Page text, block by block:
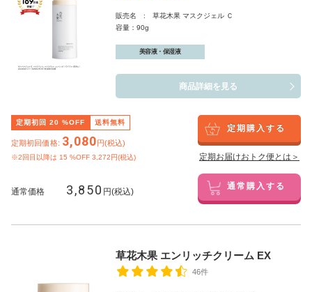
販売名 : 草花木果 マスクジェル Ｃ
容量：90g
美容液・保湿液
商品詳細を見る
定期初回 20 %OFF 送料無料
定期初回価格: 3,080円(税込)
※2回目以降は 15 %OFF 3,272円(税込)
定期購入する
定期お届けおトク便とは＞
通常価格 3,850 円(税込) 通常購入する
草花木果 エンリッチクリーム EX
46件